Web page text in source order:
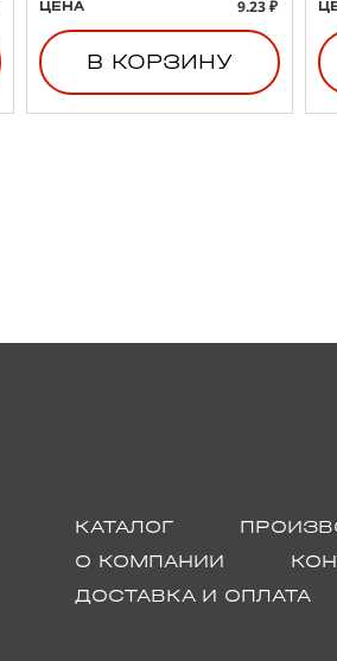
ЦЕНА 9.23 ₽
В КОРЗИНУ
КАТАЛОГ
О КОМПАНИИ
ДОСТАВКА И ОПЛАТА